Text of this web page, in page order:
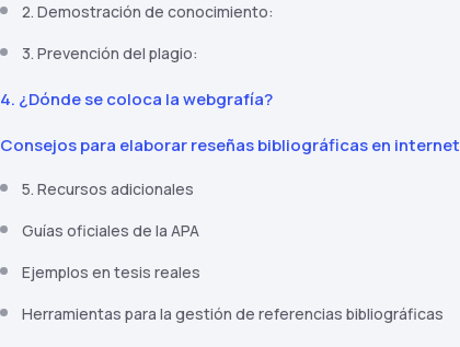
2. Demostración de conocimiento:
3. Prevención del plagio:
4. ¿Dónde se coloca la webgrafía?
Consejos para elaborar reseñas bibliográficas en internet
5. Recursos adicionales
Guías oficiales de la APA
Ejemplos en tesis reales
Herramientas para la gestión de referencias bibliográficas